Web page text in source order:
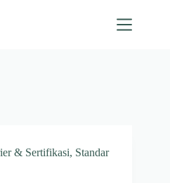
& Sertifikasi, Standar